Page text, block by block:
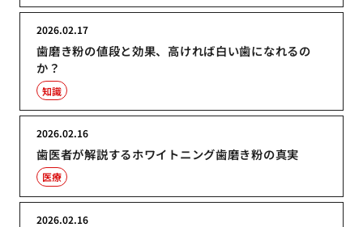
歯磨き粉の値段と効果、高ければ白い歯になれるの
か？
2026.02.17
知識
歯医者が解説するホワイトニング歯磨き粉の真実
2026.02.16
医療
2026.02.16